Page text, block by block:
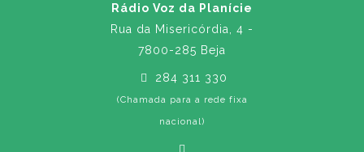
Rádio Voz da Planície
Rua da Misericórdia, 4 -
7800-285 Beja
284 311 330
(Chamada para a rede fixa
nacional)